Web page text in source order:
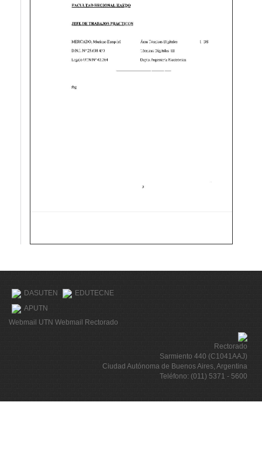
DASUTEN
EDUTECNE
APUTN
Webmail UTN Webmail Rectorado
Rectorado
Sarmiento 440 (C1041AAJ)
Ciudad Autónoma de Buenos Aires, Argentina
Teléfono: (011) 5371 - 5600